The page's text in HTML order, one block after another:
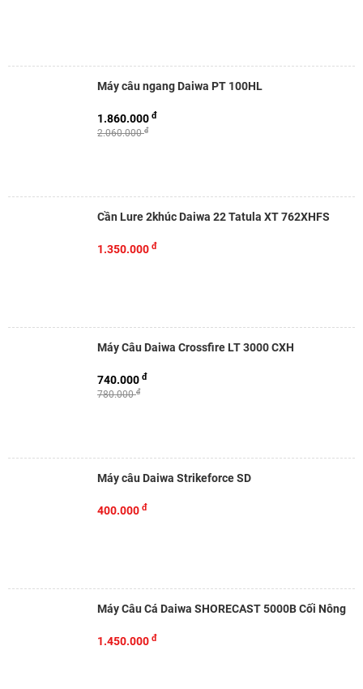
Máy câu ngang Daiwa PT 100HL
2.060.000đ
1.860.000 đ
Cần Lure 2khúc Daiwa 22 Tatula XT 762XHFS
1.350.000 đ
Máy Câu Daiwa Crossfire LT 3000 CXH
780.000đ
740.000 đ
Máy câu Daiwa Strikeforce SD
400.000 đ
Máy Câu Cá Daiwa SHORECAST 5000B Cối Nông
1.450.000 đ